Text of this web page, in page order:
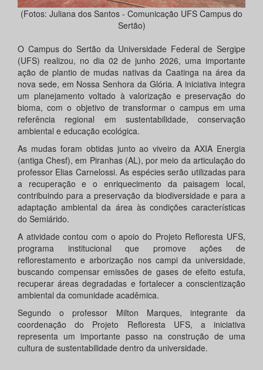
(Fotos: Juliana dos Santos - Comunicação UFS Campus do
Sertão)
O Campus do Sertão da Universidade Federal de Sergipe
(UFS) realizou, no dia 02 de junho 2026, uma importante
ação de plantio de mudas nativas da Caatinga na área da
nova sede, em Nossa Senhora da Glória. A iniciativa integra
um planejamento voltado à valorização e preservação do
bioma, com o objetivo de transformar o campus em uma
referência regional em sustentabilidade, conservação
ambiental e educação ecológica.
As mudas foram obtidas junto ao viveiro da AXIA Energia
(antiga Chesf), em Piranhas (AL), por meio da articulação do
professor Elias Carnelossi. As espécies serão utilizadas para
a recuperação e o enriquecimento da paisagem local,
contribuindo para a preservação da biodiversidade e para a
adaptação ambiental da área às condições características
do Semiárido.
A atividade contou com o apoio do Projeto Refloresta UFS,
programa institucional que promove ações de
reflorestamento e arborização nos campi da universidade,
buscando compensar emissões de gases de efeito estufa,
recuperar áreas degradadas e fortalecer a conscientização
ambiental da comunidade acadêmica.
Segundo o professor Milton Marques, integrante da
coordenação do Projeto Refloresta UFS, a iniciativa
representa um importante passo na construção de uma
cultura de sustentabilidade dentro da universidade.